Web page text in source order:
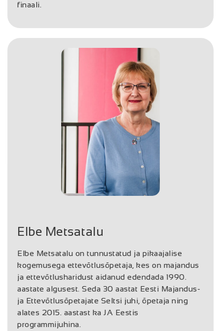
finaali.
Elbe Metsatalu
Elbe Metsatalu on tunnustatud ja pikaajalise
kogemusega ettevõtlusõpetaja, kes on majandus
ja ettevõtlusharidust aidanud edendada 1990.
aastate algusest. Seda 30 aastat Eesti Majandus-
ja Ettevõtlusõpetajate Seltsi juhi, õpetaja ning
alates 2015. aastast ka JA Eestis
programmijuhina.